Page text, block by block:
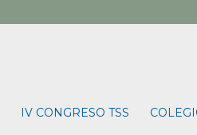
IV CONGRESO TSS